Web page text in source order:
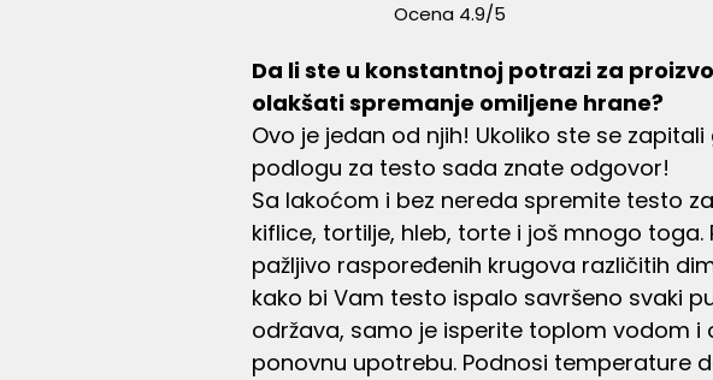
Ocena 4.9/5
Da li ste u konstantnoj potrazi za
olakšati spremanje omiljene hrane?
Ovo je jedan od njih! Ukoliko ste se
podlogu za testo sada znate odgovor!
Sa lakoćom i bez nereda spremite testo
kiflice, tortilje, hleb, torte i još mnogo toga.
pažljivo raspoređenih krugova različitih
kako bi Vam testo ispalo savršeno svaki
održava, samo je isperite toplom vodom i
ponovnu upotrebu. Podnosi temperature